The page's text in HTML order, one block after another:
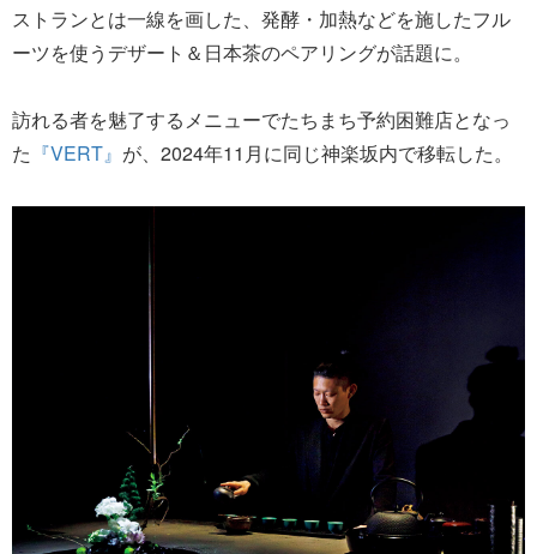
ストランとは一線を画した、発酵・加熱などを施したフル
ーツを使うデザート＆日本茶のペアリングが話題に。
訪れる者を魅了するメニューでたちまち予約困難店となっ
た 『VERT』 が、2024年11月に同じ神楽坂内で移転した。